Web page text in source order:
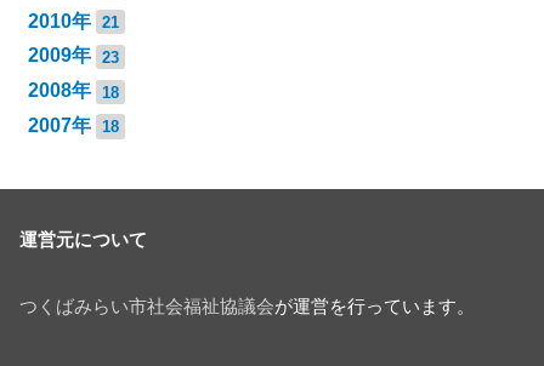
2010年 21
2009年 23
2008年 18
2007年 18
運営元について
つくばみらい市社会福祉協議会が運営を行っています。